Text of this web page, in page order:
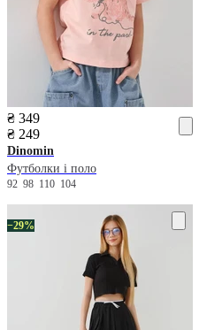
₴ 349
₴ 249
Dinomin
Футболки і поло
92 98 110 104
−29%